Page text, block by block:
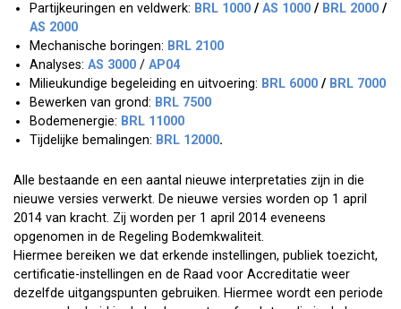
Partijkeuringen en veldwerk: BRL 1000 / AS 1000 / BRL 2000 /
AS 2000
Mechanische boringen: BRL 2100
Analyses: AS 3000 / AP04
Milieukundige begeleiding en uitvoering: BRL 6000 / BRL 7000
Bewerken van grond: BRL 7500
Bodemenergie: BRL 11000
Tijdelijke bemalingen: BRL 12000.
Alle bestaande en een aantal nieuwe interpretaties zijn in die
nieuwe versies verwerkt. De nieuwe versies worden op 1 april
2014 van kracht. Zij worden per 1 april 2014 eveneens
opgenomen in de Regeling Bodemkwaliteit.
Hiermee bereiken we dat erkende instellingen, publiek toezicht,
certificatie-instellingen en de Raad voor Accreditatie weer
dezelfde uitgangspunten gebruiken. Hiermee wordt een periode